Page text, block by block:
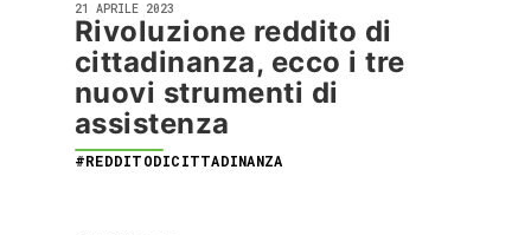
21 APRILE 2023
Rivoluzione reddito di
cittadinanza, ecco i tre
nuovi strumenti di
assistenza
#REDDITODICITTADINANZA